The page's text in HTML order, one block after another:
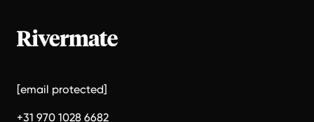
[email protected]
+31 970 1028 6682